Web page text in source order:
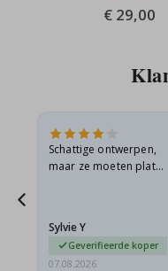
Special
Price
€ 29,00
Schattige ontwerpen,
maar ze moeten plat
beetje…
Sylvie Y
Geverifieerde koper
07.08.2026